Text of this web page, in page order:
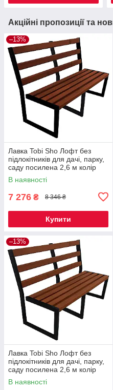
Акційні пропозиції та
–13%
Лавка Tobi Sho Лофт без
підлокітників для дачі, парку,
саду посилена 2,6 м колір
каштан
В наявності
7 276 ₴ 8 346 ₴
Купити
–13%
Лавка Tobi Sho Лофт без
підлокітників для дачі, парку,
саду посилена 2,6 м колір
макасар
В наявності